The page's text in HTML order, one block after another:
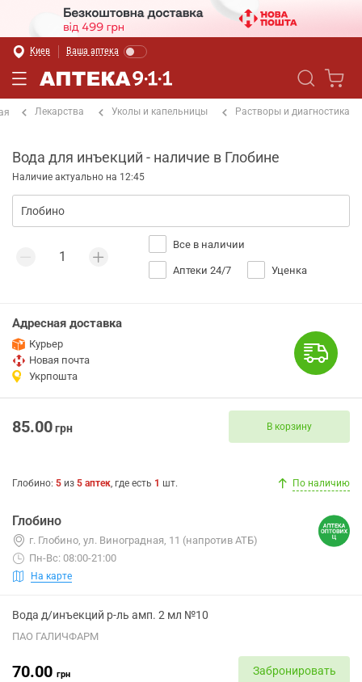
Киев Ваша аптека
Лекарства Уколы и капельницы Растворы и диагностика
Вода для инъекций - наличие в Глобине
Наличие актуально на 12:45
Все в наличии
Аптеки 24/7 Уценка
Адресная доставка
Курьер
Новая почта
Укрпошта
85.00грн В корзину
Глобино: 5 из 5 аптек, где есть 1 шт. По наличию
Глобино
г. Глобино, ул. Виноградная, 11 (напротив АТБ)
Пн-Вс: 08:00-21:00
На карте
Вода д/инъекций р-ль амп. 2 мл №10
ПАО ГАЛИЧФАРМ
70.00 грн Забронировать